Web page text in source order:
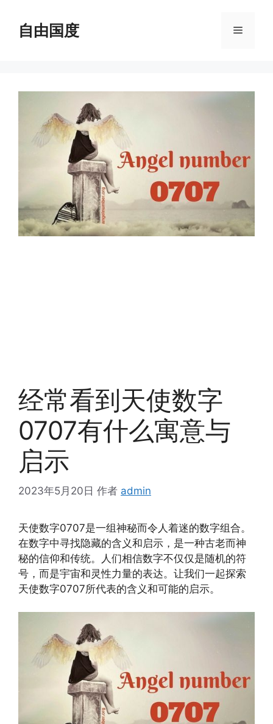
自由国度 菜
经常看到天使数字
0707有什么寓意与
启示
2023年5月20日 作者 admin
天使数字0707是一组神秘而令人着迷的数字组合。
在数字中寻找隐藏的含义和启示，是一种古老而神
秘的信仰和传统。人们相信数字不仅仅是随机的符
号，而是宇宙和灵性力量的表达。让我们一起探索
天使数字0707所代表的含义和可能的启示。